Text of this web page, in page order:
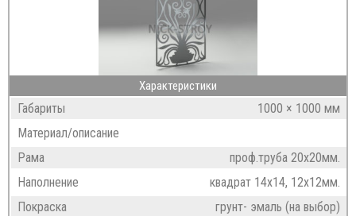
Характеристики
Габариты
1000 × 1000 мм
Материал/описание
Рама
проф.труба 20х20мм.
Наполнение
квадрат 14х14, 12х12мм.
Покраска
грунт- эмаль (на выбор)